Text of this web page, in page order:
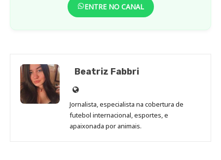
ENTRE NO CANAL
Beatriz Fabbri
Site
de
Beatriz
Fabbri
Jornalista, especialista na cobertura de
futebol internacional, esportes, e
apaixonada por animais.